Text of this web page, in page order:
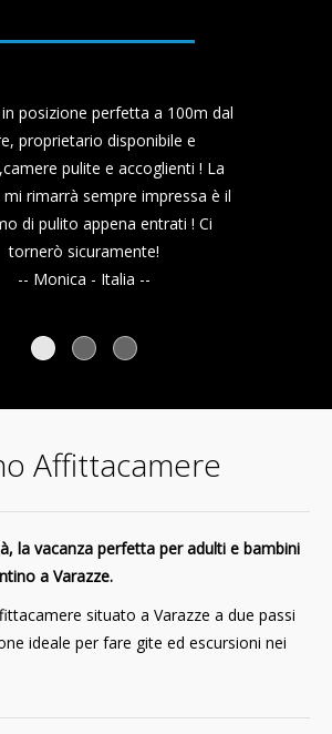
posizione perfetta a 100m dal
proprietario disponibile e
pulite e accoglienti ! La
mi rimarrà sempre impressa è il
di pulito appena entrati ! Ci
tornerò sicuramente!
-- Monica - Italia --
Affittacamere
la vacanza perfetta per adulti e bambini
a Varazze.
situato a Varazze a due passi
ideale per fare gite ed escursioni nei